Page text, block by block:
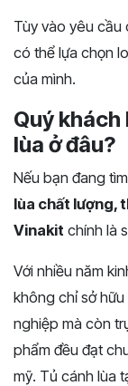
Tùy vào yêu cầu
có thể lựa chọn
của mình.
Quý
lùa ở đâu?
Nếu bạn đang
lùa chất lượng,
Vinakit chính là
Với nhiều năm
không chỉ sở
nghiệp mà còn
phẩm đều đạt
mỹ. Tủ cánh lùa